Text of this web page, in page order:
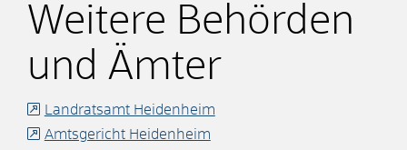
Weitere Behörden
und Ämter
Landratsamt Heidenheim
Amtsgericht Heidenheim